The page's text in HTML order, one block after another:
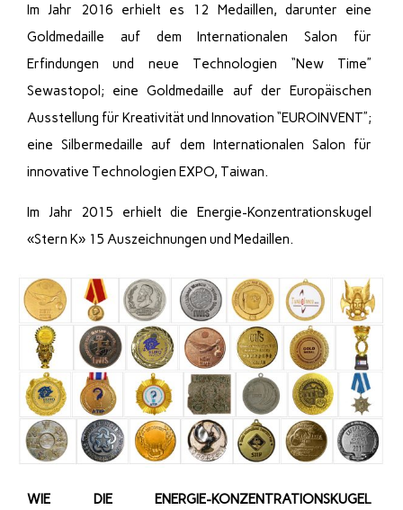
Im Jahr 2016 erhielt es 12 Medaillen, darunter eine
Goldmedaille auf dem Internationalen Salon für
Erfindungen und neue Technologien “New Time”
Sewastopol; eine Goldmedaille auf der Europäischen
Ausstellung für Kreativität und Innovation “EUROINVENT”;
eine Silbermedaille auf dem Internationalen Salon für
innovative Technologien EXPO, Taiwan.
Im Jahr 2015 erhielt die Energie-Konzentrationskugel
«Stern K» 15 Auszeichnungen und Medaillen.
WIE DIE ENERGIE-KONZENTRATIONSKUGEL